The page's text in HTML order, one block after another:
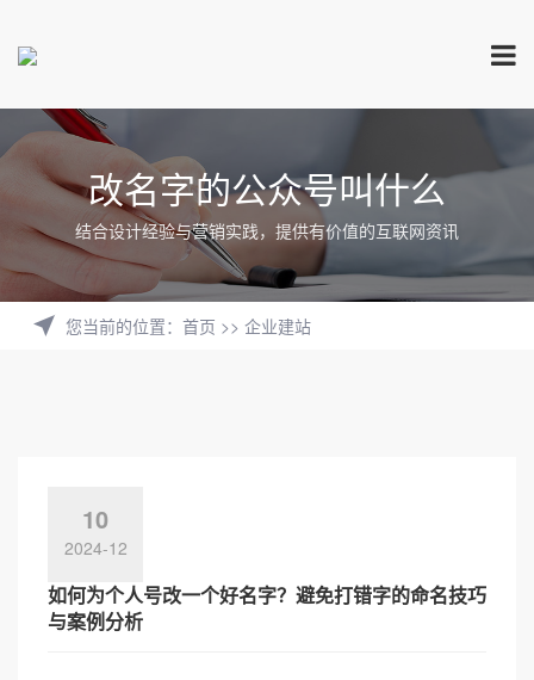
改名字的公众号叫什么
结合设计经验与营销实践，提供有价值的互联网资讯
您当前的位置： 首页 >> 企业建站
10
2024-12
如何为个人号改一个好名字？避免打错字的命名技巧
与案例分析